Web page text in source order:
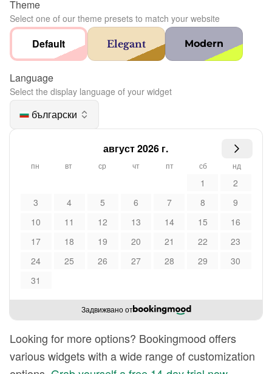
Theme
Select one of our theme presets to match your website
Default Elegant Modern
Language
Select the display language of your widget
български
август 2026 г.
пн вт ср чт пт сб нд
1
2
3
4 5 6 7 8
9
10
11 12 13 14 15
16
17
18 19 20 21 22
23
24
25 26 27 28 29
30
31
Задвижвано от
Looking for more options? Bookingmood offers
various widgets with a wide range of customization